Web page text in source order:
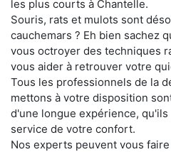
les plus courts à Chantelle.
Souris, rats et mulots sont
cauchemars ? Eh bien sachez
vous octroyer des techniques
vous aider à retrouver votre
Tous les professionnels de la
mettons à votre disposition
d'une longue expérience,
service de votre confort.
Nos experts peuvent vous